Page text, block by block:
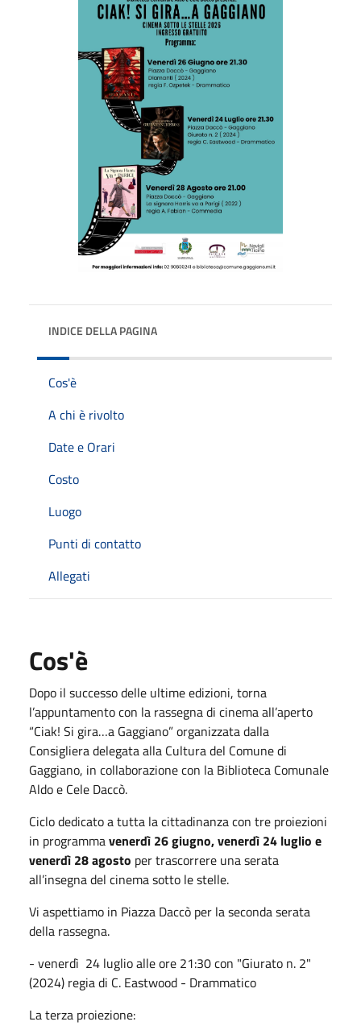
INDICE DELLA PAGINA
Cos'è
A chi è rivolto
Date e Orari
Costo
Luogo
Punti di contatto
Allegati
Cos'è
Dopo il successo delle ultime edizioni, torna
l’appuntamento con la rassegna di cinema all’aperto
“Ciak! Si gira…a Gaggiano” organizzata dalla
Consigliera delegata alla Cultura del Comune di
Gaggiano, in collaborazione con la Biblioteca Comunale
Aldo e Cele Daccò.
Ciclo dedicato a tutta la cittadinanza con tre proiezioni
in programmavenerdì 26 giugno, venerdì 24 luglio e
venerdì 28 agosto per trascorrere una serata
all’insegna del cinema sotto le stelle.
Vi aspettiamo in Piazza Daccò per la seconda serata
della rassegna.
- venerdì 24 luglio alle ore 21:30 con "Giurato n. 2"
(2024) regia di C. Eastwood - Drammatico
La terza proiezione: